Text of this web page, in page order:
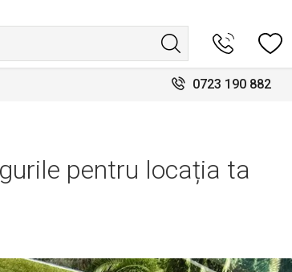
0723 190 882
pentru locația ta